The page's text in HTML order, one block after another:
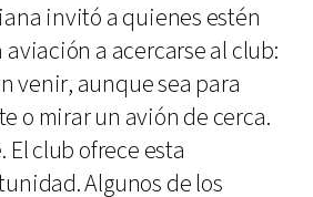
invitó a quienes estén
a acercarse al club:
venir, aunque sea para
o mirar un avión de cerca.
El club ofrece esta
Algunos de los